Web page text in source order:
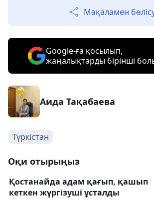
Мақаламен
Google-ға қосылып,
жаңалықтарды бірінші
Аида Тақабаева
Түркістан
Оқи отырыңыз
Қостанайда адам қағып, қашып
кеткен жүргізуші ұсталды